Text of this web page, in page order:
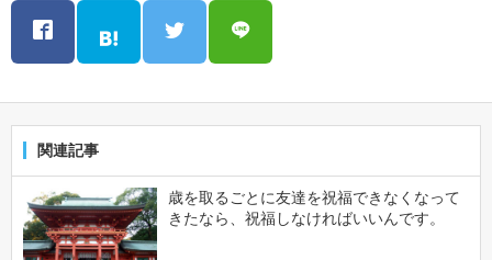
関連記事
歳を取るごとに友達を祝福できなくなって
きたなら、祝福しなければいいんです。